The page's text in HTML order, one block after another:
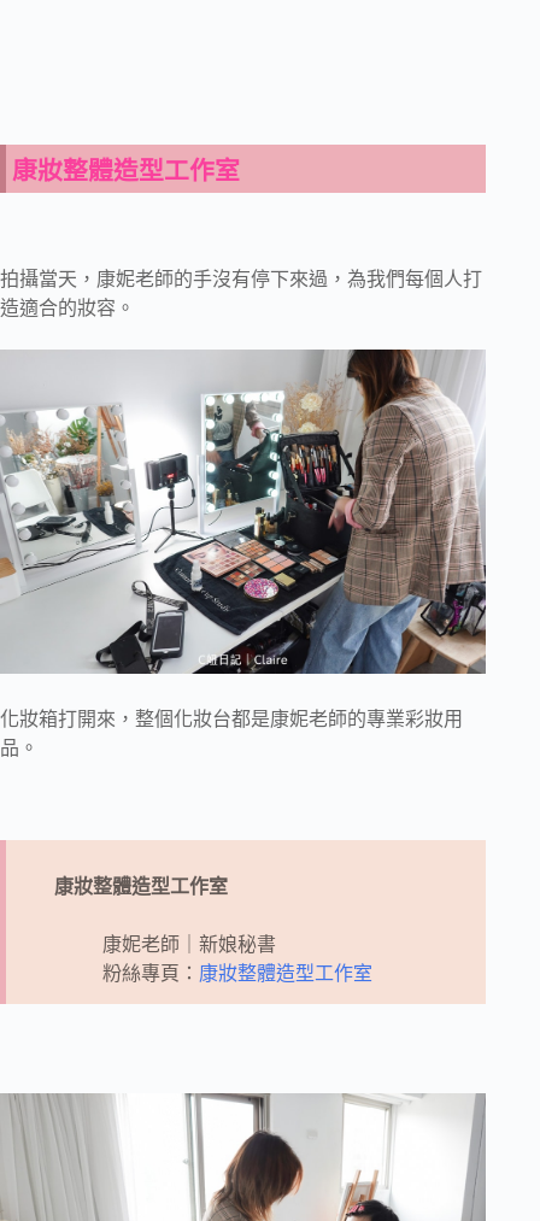
康妝整體造型工作室
拍攝當天，康妮老師的手沒有停下來過，為我們每個人打
造適合的妝容。
化妝箱打開來，整個化妝台都是康妮老師的專業彩妝用
品。
康妝整體造型工作室
康妮老師｜新娘秘書
粉絲專頁： 康妝整體造型工作室